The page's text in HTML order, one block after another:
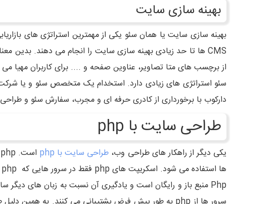
بهینه سازی سایت
از برچسب های متا تصاویر، عناوین صفحه و .... برای کاربران مهیا می
سئو استراتژی های زیادی دارد. استخدام یک متخصص سئو و یا
دارکوب با برخورداری از کادری حرفه ای و مجرب، سفارش سئو و
طراحی سایت با php
یکی دیگر از راهکار های طراحی وب، طراحی سایت با php
ها استفاده می شود. اسکریپت های php فقط در سرور هایی که php در آنها نصب باشد، قابل خواندن است.